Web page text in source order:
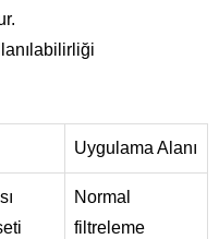
Uygulama Alanı
Normal
filtreleme